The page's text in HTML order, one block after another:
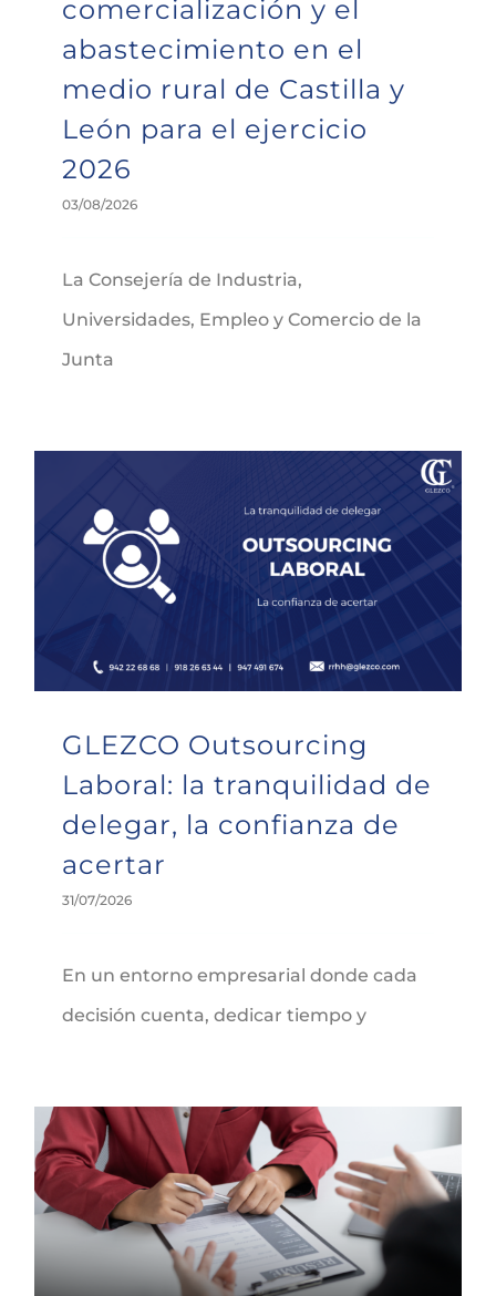
comercialización y el
abastecimiento en el
medio rural de Castilla y
León para el ejercicio
2026
03/08/2026
La Consejería de Industria,
Universidades, Empleo y Comercio de la
Junta
GLEZCO Outsourcing
Laboral: la tranquilidad de
delegar, la confianza de
acertar
31/07/2026
En un entorno empresarial donde cada
decisión cuenta, dedicar tiempo y